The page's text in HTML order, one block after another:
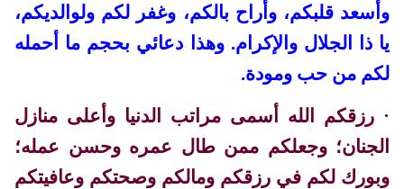
وأسعد قلبكم، وأراح بالكم، وغفر لكم ولوالديكم،
يا ذا الجلال والإكرام. وهذا دعائي بحجم ما أحمله
لكم من حب ومودة.
· رزقكم الله أسمى مراتب الدنيا وأعلى منازل
الجنان؛ وجعلكم ممن طال عمره وحسن عمله؛
وبورك لكم في رزقكم ومالكم وصحتكم وعافيتكم